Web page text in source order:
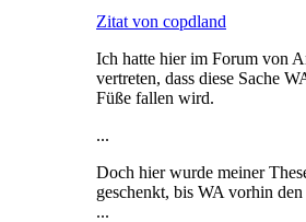
Zitat von copdland
Ich hatte hier im Forum von
vertreten, dass diese Sache
Füße fallen wird.
...
Doch hier wurde meiner
geschenkt, bis WA vorhin
...